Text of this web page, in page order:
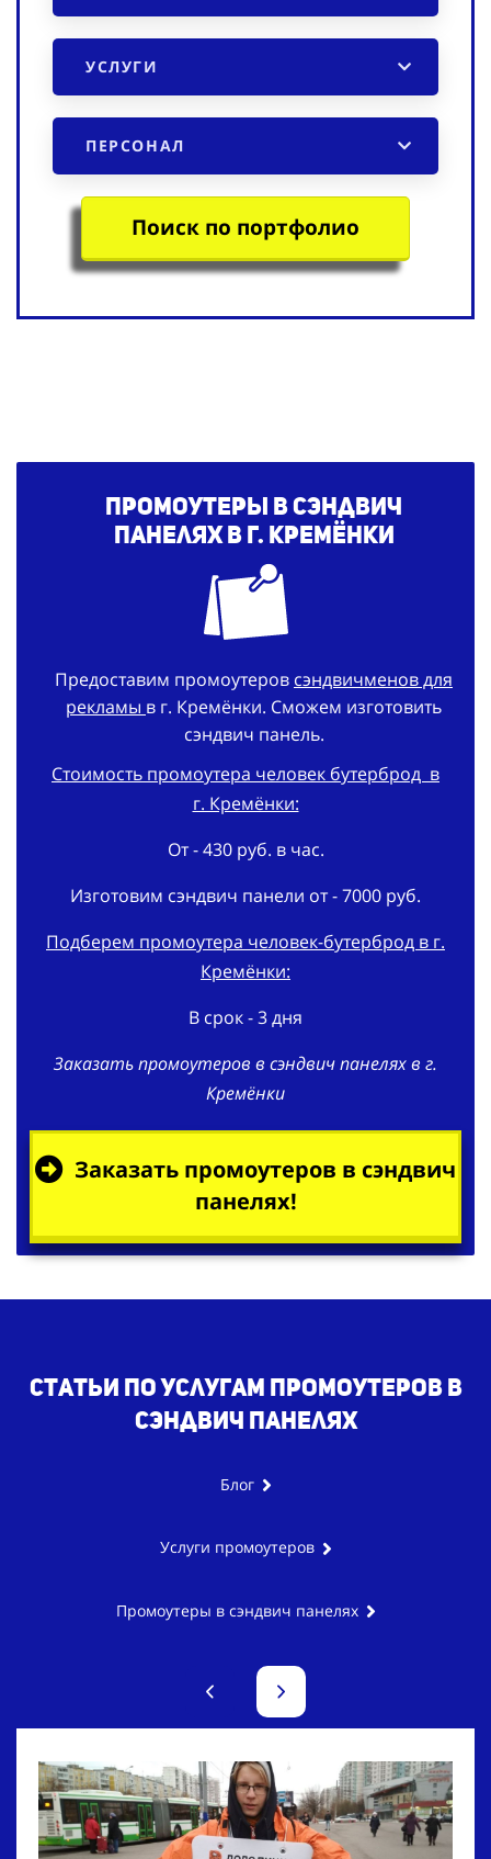
УСЛУГИ
ПЕРСОНАЛ
Поиск по портфолио
Промоутеры в сэндвич
панелях в г. Кремёнки
Предоставим промоутеров сэндвичменов для
рекламы в г. Кремёнки. Сможем изготовить
сэндвич панель.
Стоимость промоутера человек бутерброд в
г. Кремёнки:
От - 430 руб. в час.
Изготовим сэндвич панели от - 7000 руб.
Подберем промоутера человек-бутерброд в г.
Кремёнки:
В срок - 3 дня
Заказать промоутеров в сэндвич панелях в г.
Кремёнки
Заказать промоутеров в сэндвич
панелях!
Статьи по услугам промоутеров в
сэндвич панелях
Блог
Услуги промоутеров
Промоутеры в сэндвич панелях